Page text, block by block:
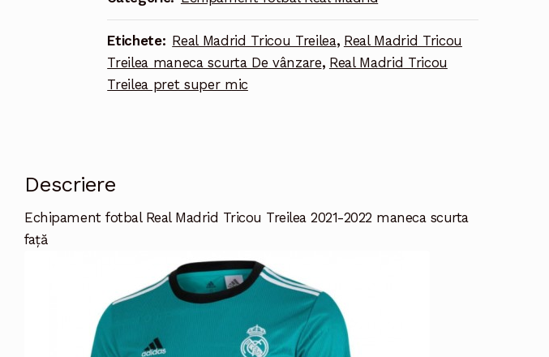
2022
maneca
scurta
Etichete: Real Madrid Tricou Treilea, Real Madrid Tricou
Treilea maneca scurta De vânzare, Real Madrid Tricou
Treilea pret super mic
Descriere
Echipament fotbal Real Madrid Tricou Treilea 2021-2022 maneca scurta
față